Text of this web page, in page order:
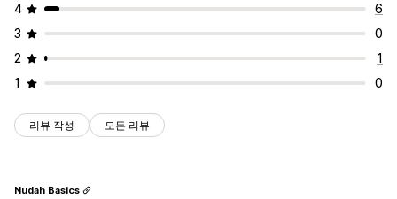
4
6
3
0
2
1
1
0
리뷰 작성 모든 리뷰
Nudah Basics